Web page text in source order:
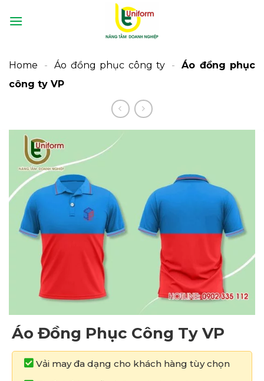
qua
Home
- Áo đồng phục công ty -
Áo đồng phục
công ty VP
Áo Đồng Phục Công Ty VP
Vải may đa dạng cho khách hàng tùy chọn